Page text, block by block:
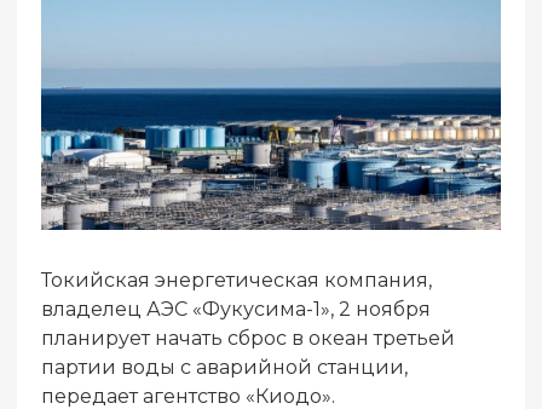
Токийская энергетическая компания,
владелец АЭС «Фукусима-1», 2 ноября
планирует начать сброс в океан третьей
партии воды с аварийной станции,
передает агентство «Киодо».